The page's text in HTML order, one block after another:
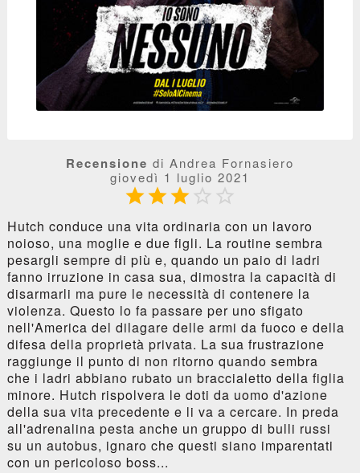
Recensione di Andrea Fornasiero
giovedì 1 luglio 2021
  
Hutch conduce una vita ordinaria con un lavoro
noioso, una moglie e due figli. La routine sembra
pesargli sempre di più e, quando un paio di ladri
fanno irruzione in casa sua, dimostra la capacità di
disarmarli ma pure le necessità di contenere la
violenza. Questo lo fa passare per uno sfigato
nell'America del dilagare delle armi da fuoco e della
difesa della proprietà privata. La sua frustrazione
raggiunge il punto di non ritorno quando sembra
che i ladri abbiano rubato un braccialetto della figlia
minore. Hutch rispolvera le doti da uomo d'azione
della sua vita precedente e li va a cercare. In preda
all'adrenalina pesta anche un gruppo di bulli russi
su un autobus, ignaro che questi siano imparentati
con un pericoloso boss...